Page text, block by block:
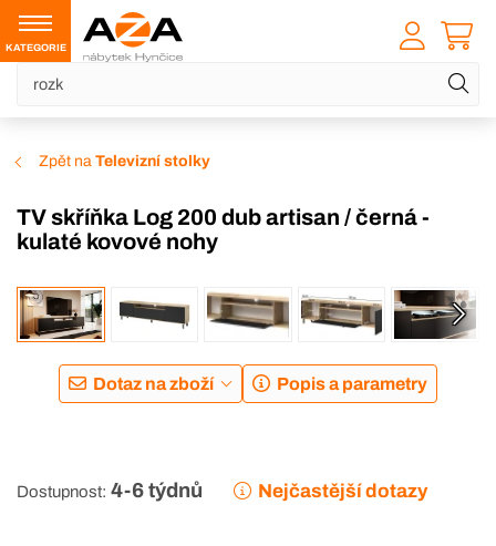
KATEGORIE
Zpět na Televizní stolky
TV skříňka Log 200 dub artisan / černá -
kulaté kovové nohy
Dotaz na zboží Popis a parametry
Dostupnost: 4-6 týdnů Nejčastější dotazy